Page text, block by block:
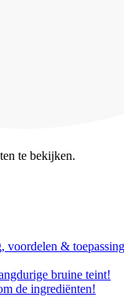
te bekijken.
voordelen &
bruine teint!
de ingrediënten!